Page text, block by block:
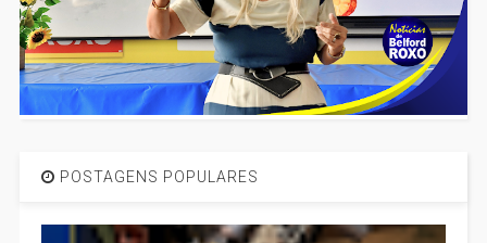
POSTAGENS POPULARES